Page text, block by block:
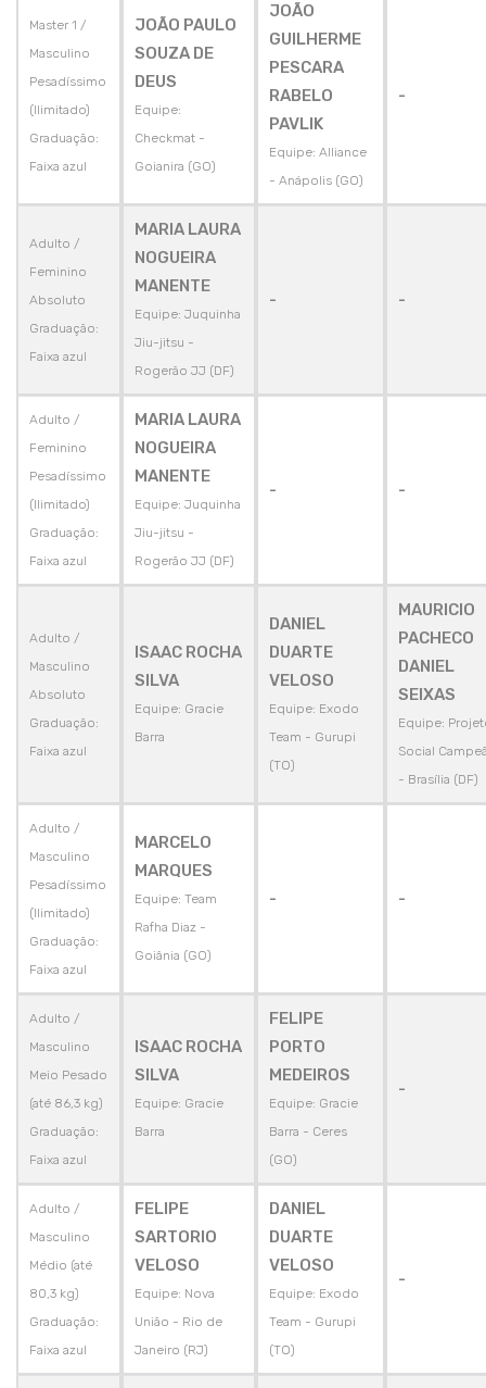
Master 1 /
Masculino
Pesadíssimo
(Ilimitado)
Graduação:
Faixa azul
JOÃO PAULO
SOUZA DE
DEUS
Equipe:
Checkmat -
Goianira (GO)
JOÃO
GUILHERME
PESCARA
RABELO
PAVLIK
Equipe: Alliance
- Anápolis (GO)
-
Adulto /
Feminino
Absoluto
Graduação:
Faixa azul
MARIA LAURA
NOGUEIRA
MANENTE
Equipe: Juquinha
Jiu-jitsu -
Rogerão JJ (DF)
- -
Adulto /
Feminino
Pesadíssimo
(Ilimitado)
Graduação:
Faixa azul
MARIA LAURA
NOGUEIRA
MANENTE
Equipe: Juquinha
Jiu-jitsu -
Rogerão JJ (DF)
- -
Adulto /
Masculino
Absoluto
Graduação:
Faixa azul
ISAAC ROCHA
SILVA
Equipe: Gracie
Barra
DANIEL
DUARTE
VELOSO
Equipe: Exodo
Team - Gurupi
(TO)
MAURICIO
PACHECO
DANIEL
SEIXAS
Equipe:
Social
- Brasília (DF)
Adulto /
Masculino
Pesadíssimo
(Ilimitado)
Graduação:
Faixa azul
MARCELO
MARQUES
Equipe: Team
Rafha Diaz -
Goiânia (GO)
- -
Adulto /
Masculino
Meio Pesado
(até 86,3 kg)
Graduação:
Faixa azul
ISAAC ROCHA
SILVA
Equipe: Gracie
Barra
FELIPE
PORTO
MEDEIROS
Equipe: Gracie
Barra - Ceres
(GO)
-
Adulto /
Masculino
Médio (até
80,3 kg)
Graduação:
Faixa azul
FELIPE
SARTORIO
VELOSO
Equipe: Nova
União - Rio de
Janeiro (RJ)
DANIEL
DUARTE
VELOSO
Equipe: Exodo
Team - Gurupi
(TO)
-